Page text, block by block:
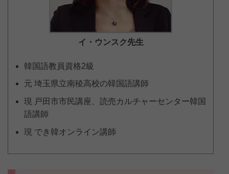
イ・ウンスク先生
韓国語教員資格2級
元 埼玉県立南稜高校の韓国語講師
現 戸田市市民講座、読売カルチャーセンター韓国
語講師
現 でき韓オンライン講師